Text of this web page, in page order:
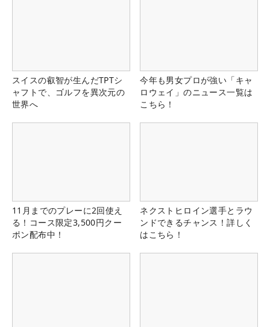
スイスの叡智が生んだTPTシ
ャフトで、ゴルフを異次元の
世界へ
今年も男女プロが強い「キャ
ロウェイ」のニュース一覧は
こちら！
11月までのプレーに2回使え
る！コース限定3,500円クー
ポン配布中！
ネクストヒロイン選手とラウ
ンドできるチャンス！詳しく
はこちら！